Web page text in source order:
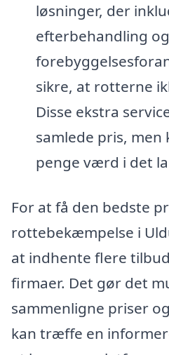
løsninger, der
efterbehandling og
sikre, at rotterne
Disse ekstra
samlede pris,
penge værd i det
For at få den bedste
rottebekæmpelse i
at indhente flere
firmaer. Det gør det
sammenligne priser
kan træffe en